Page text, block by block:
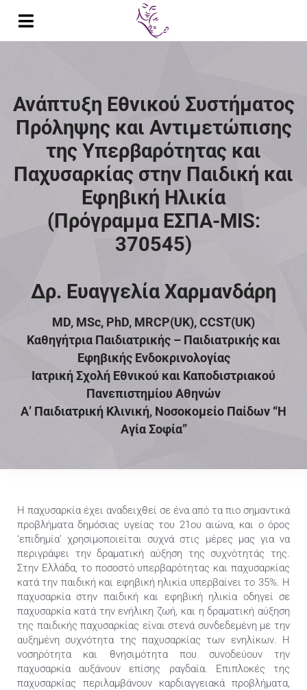
Toggle
Δημοσιεύσεις
Παρουσιάσεις σε Συνέδρια
Έρευνα
Κλινικό Έργο
Επικοινωνία
Ελληνικά
Ανάπτυξη Εθνικού Συστήματος
Πρόληψης και Αντιμετώπισης
της Υπερβαρότητας και
Παχυσαρκίας στην Παιδική και
Εφηβική Ηλικία
(Πρόγραμμα ΕΣΠΑ-MIS:
370545)
Δρ. Ευαγγελία Χαρμανδάρη
MD, MSc, PhD, MRCP(UK), CCST(UK)
Καθηγήτρια Παιδιατρικής – Παιδιατρικής και
Εφηβικής Ενδοκρινολογίας
Ιατρική Σχολή Εθνικού και Καποδιστριακού
Πανεπιστημίου Αθηνών
Α’ Παιδιατρική Κλινική, Νοσοκομείο Παίδων “Η
Αγία Σοφία”
Η παχυσαρκία έχει αναδειχθεί σε ένα από τα πιο σημαντικά
προβλήματα δημόσιας υγείας του 21ου αιώνα, και ο όρος
‘επιδημία’ χρησιμοποιείται συχνά στις μέρες μας για να
περιγράψει την δραματική αύξηση της συχνότητάς της.
Στην Ελλάδα, το ποσοστό υπερβαρότητας και παχυσαρκίας
κατά την παιδική και εφηβική ηλικία υπερβαίνει το 35%. Η
παχυσαρκία στην παιδική και εφηβική ηλικία οδηγεί σε
παχυσαρκία κατά την ενήλικη ζωή, και η δραματική αύξηση
της παιδικής παχυσαρκίας είναι στενά συνδεδεμένη με την
αυξημένη συχνότητα της παχυσαρκίας των ενηλίκων. Η
νοσηρότητα και θνησιμότητα που συνοδεύουν την
παχυσαρκία αυξάνουν επίσης ραγδαία. Επιπλοκές της
παχυσαρκίας περιλαμβάνουν καρδιαγγειακά προβλήματα,